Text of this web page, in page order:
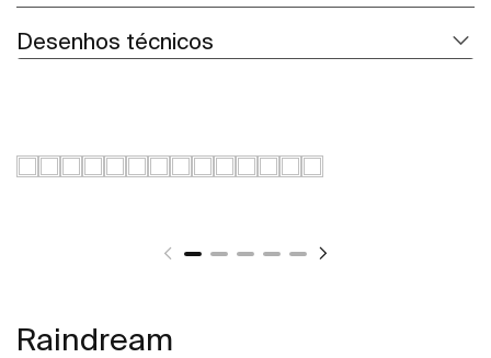
Desenhos técnicos
Raindream